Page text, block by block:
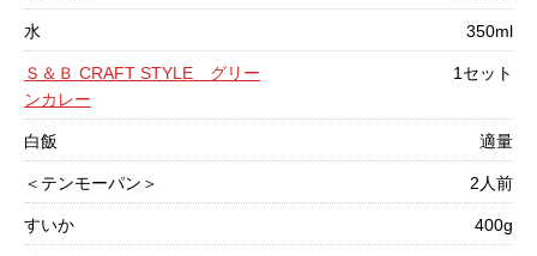
水 350ml
Ｓ＆Ｂ CRAFT STYLE グリー
ンカレー
1セット
白飯 適量
＜テンモーパン＞ 2人前
すいか 400g